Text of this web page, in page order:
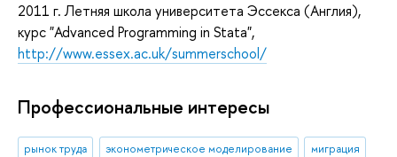
2011 г. Летняя школа университета Эссекса (Англия),
курс "Advanced Programming in Stata",
http://www.essex.ac.uk/summerschool/
Профессиональные интересы
рынок труда эконометрическое моделирование
миграция